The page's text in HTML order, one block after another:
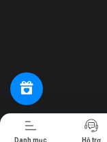
Danh mục Hỗ trợ